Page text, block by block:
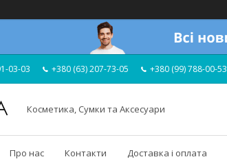
03-03 +380 (63) 207-73-05 +380 (99) 788-00-53
Косметика, Сумки та Аксесуари
Про нас Контакти Доставка і оплата